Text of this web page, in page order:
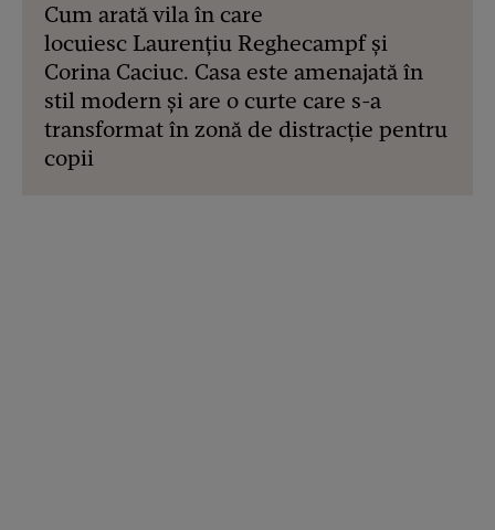
Cum arată vila în care
locuiesc Laurențiu Reghecampf și
Corina Caciuc. Casa este amenajată în
stil modern și are o curte care s-a
transformat în zonă de distracție pentru
copii